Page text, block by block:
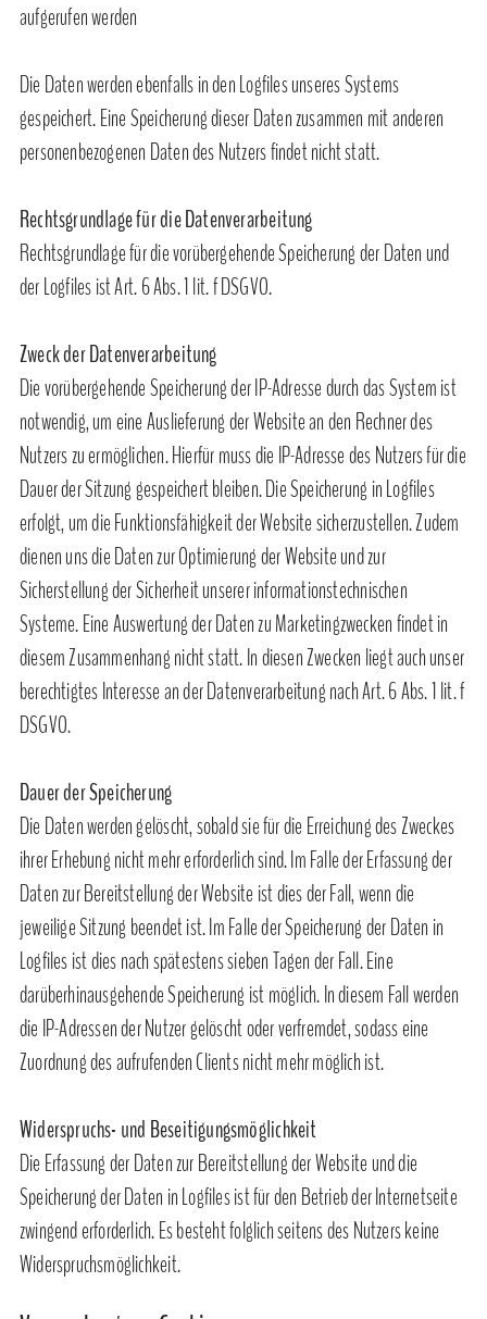
aufgerufen werden
Die Daten werden ebenfalls in den Logfiles unseres Systems
gespeichert. Eine Speicherung dieser Daten zusammen mit anderen
personenbezogenen Daten des Nutzers findet nicht statt.
Rechtsgrundlage für die Datenverarbeitung
Rechtsgrundlage für die vorübergehende Speicherung der Daten und
der Logfiles ist Art. 6 Abs. 1 lit. f DSGVO.
Zweck der Datenverarbeitung
Die vorübergehende Speicherung der IP-Adresse durch das System ist
notwendig, um eine Auslieferung der Website an den Rechner des
Nutzers zu ermöglichen. Hierfür muss die IP-Adresse des Nutzers für die
Dauer der Sitzung gespeichert bleiben. Die Speicherung in Logfiles
erfolgt, um die Funktionsfähigkeit der Website sicherzustellen. Zudem
dienen uns die Daten zur Optimierung der Website und zur
Sicherstellung der Sicherheit unserer informationstechnischen
Systeme. Eine Auswertung der Daten zu Marketingzwecken findet in
diesem Zusammenhang nicht statt. In diesen Zwecken liegt auch unser
berechtigtes Interesse an der Datenverarbeitung nach Art. 6 Abs. 1 lit. f
DSGVO.
Dauer der Speicherung
Die Daten werden gelöscht, sobald sie für die Erreichung des Zweckes
ihrer Erhebung nicht mehr erforderlich sind. Im Falle der Erfassung der
Daten zur Bereitstellung der Website ist dies der Fall, wenn die
jeweilige Sitzung beendet ist. Im Falle der Speicherung der Daten in
Logfiles ist dies nach spätestens sieben Tagen der Fall. Eine
darüberhinausgehende Speicherung ist möglich. In diesem Fall werden
die IP-Adressen der Nutzer gelöscht oder verfremdet, sodass eine
Zuordnung des aufrufenden Clients nicht mehr möglich ist.
Widerspruchs- und Beseitigungsmöglichkeit
Die Erfassung der Daten zur Bereitstellung der Website und die
Speicherung der Daten in Logfiles ist für den Betrieb der Internetseite
zwingend erforderlich. Es besteht folglich seitens des Nutzers keine
Widerspruchsmöglichkeit.